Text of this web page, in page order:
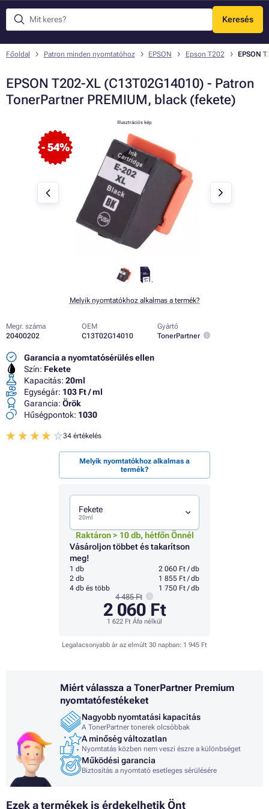
Keresés
Menü
Főoldal Patron minden nyomtatóhoz EPSON Epson T202 EPSON
EPSON T202-XL (C13T02G14010) - Patron
TonerPartner PREMIUM, black (fekete)
- 54%
Illusztrációs kép
Melyik nyomtatókhoz alkalmas a termék?
Megr. száma
20400202
OEM
C13T02G14010
Gyártó
TonerPartner
Garancia a nyomtatósérülés ellen
Szín: Fekete
Kapacitás: 20ml
Egységár: 103 Ft / ml
Garancia: Örök
Hűségpontok: 1030
34 értékelés
Melyik nyomtatókhoz alkalmas a
termék?
Fekete
20ml
Raktáron > 10 db, hétfőn Önnél
Vásároljon többet és takarítson
meg!
1 db
2 060 Ft / db
2 db
1 855 Ft / db
4 db és több
1 750 Ft / db
4 485 Ft
2 060 Ft
1 622 Ft Áfa nélkül
Legalacsonyabb ár az elmúlt 30 napban: 1 945 Ft
Miért válassza a TonerPartner Premium
nyomtatófestékeket
Nagyobb nyomtatási kapacitás
A TonerPartner tonerek olcsóbbak
A minőség változatlan
Nyomtatás közben nem veszi észre a különbséget
Működési garancia
Biztosítás a nyomtató esetleges sérülésére
Ezek a termékek is érdekelhetik Önt